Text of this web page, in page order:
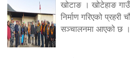
खोटाङ । खोटेहाङ
निर्माण गरिएको प्रहरी
सञ्चालनमा आएको छ ।